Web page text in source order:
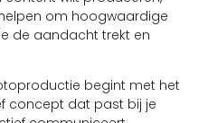
om hoogwaardige
de aandacht trekt en
begint met het
concept dat past bij je